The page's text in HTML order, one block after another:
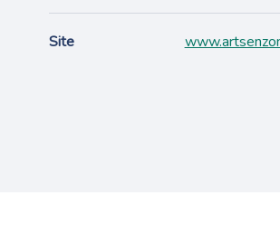
Site